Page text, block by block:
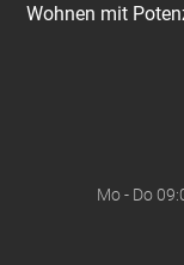
Wohnen mit
Mo - Do